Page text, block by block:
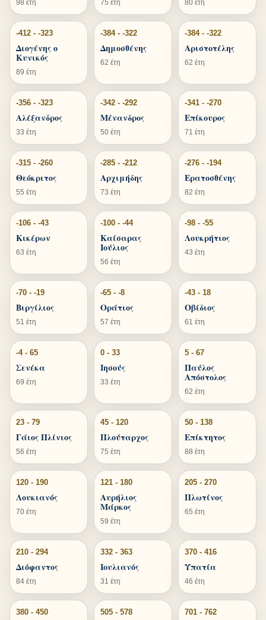
98 έτη 75 έτη 80 έτη
-412 - -323
Διογένης ο
Κυνικός
89 έτη
-384 - -322
Δημοσθένης
62 έτη
-384 - -322
Αριστοτέλης
62 έτη
-356 - -323
Αλέξανδρος
33 έτη
-342 - -292
Μένανδρος
50 έτη
-341 - -270
Επίκουρος
71 έτη
-315 - -260
Θεόκριτος
55 έτη
-285 - -212
Αρχιμήδης
73 έτη
-276 - -194
Ερατοσθένης
82 έτη
-106 - -43
Κικέρων
63 έτη
-100 - -44
Καίσαρας
Ιούλιος
56 έτη
-98 - -55
Λουκρήτιος
43 έτη
-70 - -19
Βιργίλιος
51 έτη
-65 - -8
Οράτιος
57 έτη
-43 - 18
Οβίδιος
61 έτη
-4 - 65
Σενέκα
69 έτη
0 - 33
Ιησούς
33 έτη
5 - 67
Παύλος
Απόστολος
62 έτη
23 - 79
Γάιος Πλίνιος
56 έτη
45 - 120
Πλούταρχος
75 έτη
50 - 138
Επίκτητος
88 έτη
120 - 190
Λουκιανός
70 έτη
121 - 180
Αυρήλιος
Μάρκος
59 έτη
205 - 270
Πλωτίνος
65 έτη
210 - 294
Διόφαντος
84 έτη
332 - 363
Ιουλιανός
31 έτη
370 - 416
Υπατία
46 έτη
380 - 450 505 - 578 701 - 762